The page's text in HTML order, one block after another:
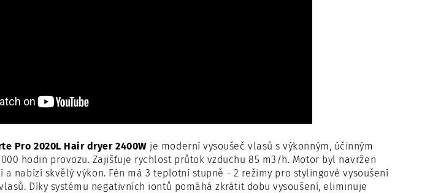
Pro 2020L Hair dryer 2400W je moderní vysoušeč vlasů s výkonným, účinným
hodin provozu. Zajišťuje rychlost průtok vzduchu 85 m3 /h. Motor byl navržen
nabízí skvělý výkon. Fén má 3 teplotní stupně - 2 režimy pro stylingové vysoušení
Díky systému negativních iontů pomáhá zkrátit dobu vysoušení, eliminuje